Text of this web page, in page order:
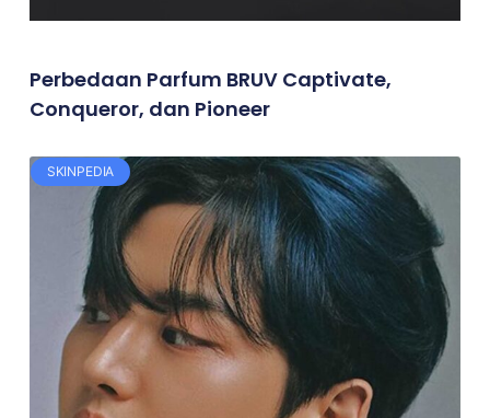
Perbedaan Parfum BRUV Captivate,
Conqueror, dan Pioneer
SKINPEDIA